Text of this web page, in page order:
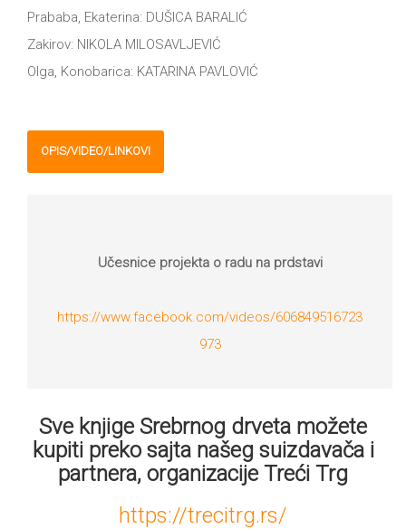
Prababa, Ekaterina: DUŠICA BARALIĆ
Zakirov: NIKOLA MILOSAVLJEVIĆ
Olga, Konobarica: KATARINA PAVLOVIĆ
OPIS/VIDEO/LINKOVI
Učesnice projekta o radu na prdstavi
https://www.facebook.com/videos/606849516723
973
Sve knjige Srebrnog drveta možete
kupiti preko sajta našeg suizdavača i
partnera, organizacije Treći Trg
https://trecitrg.rs/